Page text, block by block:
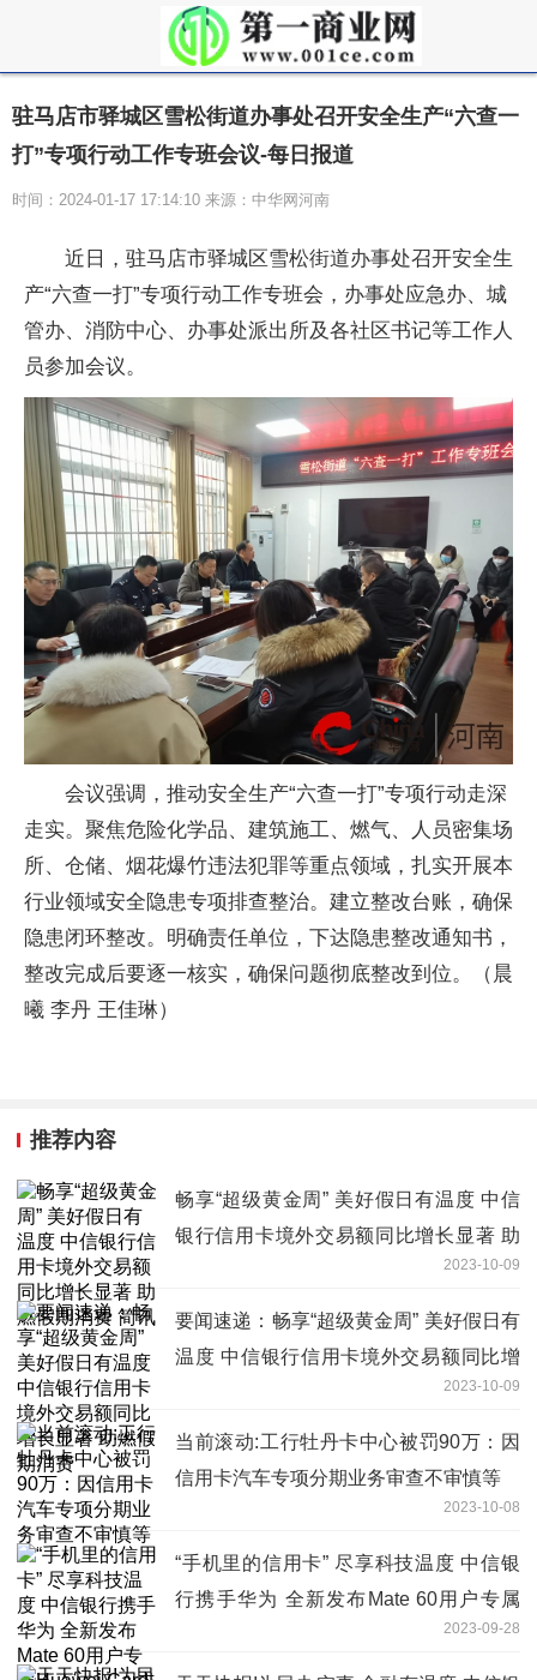
驻马店市驿城区雪松街道办事处召开安全生产“六查一
打”专项行动工作专班会议-每日报道
时间：2024-01-17 17:14:10 来源：中华网河南
近日，驻马店市驿城区雪松街道办事处召开安全生
产“六查一打”专项行动工作专班会，办事处应急办、城
管办、消防中心、办事处派出所及各社区书记等工作人
员参加会议。
会议强调，推动安全生产“六查一打”专项行动走深
走实。聚焦危险化学品、建筑施工、燃气、人员密集场
所、仓储、烟花爆竹违法犯罪等重点领域，扎实开展本
行业领域安全隐患专项排查整治。建立整改台账，确保
隐患闭环整改。明确责任单位，下达隐患整改通知书，
整改完成后要逐一核实，确保问题彻底整改到位。（晨
曦 李丹 王佳琳）
推荐内容
畅享“超级黄金周” 美好假日有温度 中信
银行信用卡境外交易额同比增长显著 助
2023-10-09
要闻速递：畅享“超级黄金周” 美好假日有
温度 中信银行信用卡境外交易额同比增
2023-10-09
当前滚动:工行牡丹卡中心被罚90万：因
信用卡汽车专项分期业务审查不审慎等
2023-10-08
“手机里的信用卡” 尽享科技温度 中信银
行携手华为 全新发布Mate 60用户专属
2023-09-28